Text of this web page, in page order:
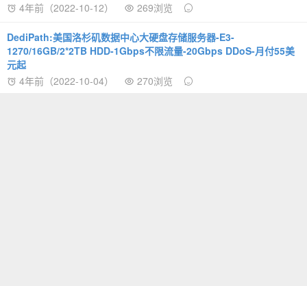
4年前（2022-10-12）
269浏览
DediPath:美国洛杉矶数据中心大硬盘存储服务器-E3-
1270/16GB/2*2TB HDD-1Gbps不限流量-20Gbps DDoS-月付55美
元起
4年前（2022-10-04）
270浏览